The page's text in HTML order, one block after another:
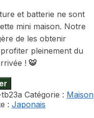
et batterie ne sont
mini maison. Notre
de les obtenir
pleinement du
! 🐯
Catégorie : Maison
: Japonais